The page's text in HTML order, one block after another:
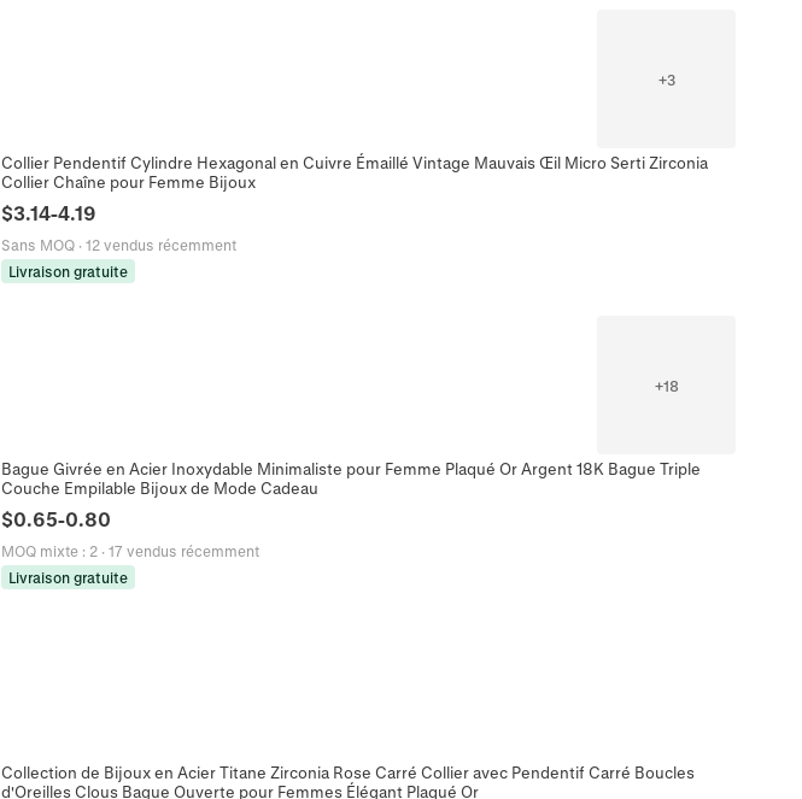
+3
Collier Pendentif Cylindre Hexagonal en Cuivre Émaillé Vintage Mauvais Œil Micro Serti Zirconia
Collier Chaîne pour Femme Bijoux
$3.14-4.19
Sans MOQ · 12 vendus récemment
Livraison gratuite
+18
Bague Givrée en Acier Inoxydable Minimaliste pour Femme Plaqué Or Argent 18K Bague Triple
Couche Empilable Bijoux de Mode Cadeau
$0.65-0.80
MOQ mixte : 2 · 17 vendus récemment
Livraison gratuite
Collection de Bijoux en Acier Titane Zirconia Rose Carré Collier avec Pendentif Carré Boucles
d'Oreilles Clous Bague Ouverte pour Femmes Élégant Plaqué Or